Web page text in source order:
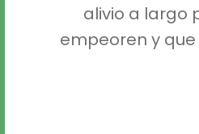
alivio a largo
empeoren y que